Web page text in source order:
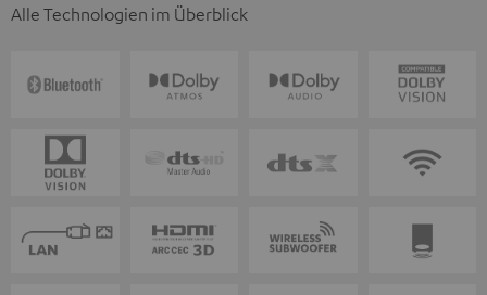
Alle Technologien im Überblick